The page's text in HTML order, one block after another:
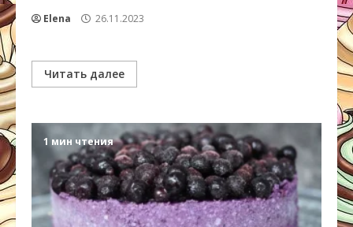
Elena 26.11.2023
Читать далее
1 мин чтения